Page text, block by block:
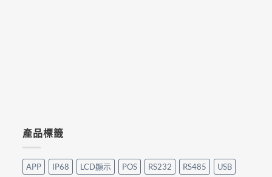
產品標籤
APP IP68 LCD顯示 POS RS232 RS485 USB